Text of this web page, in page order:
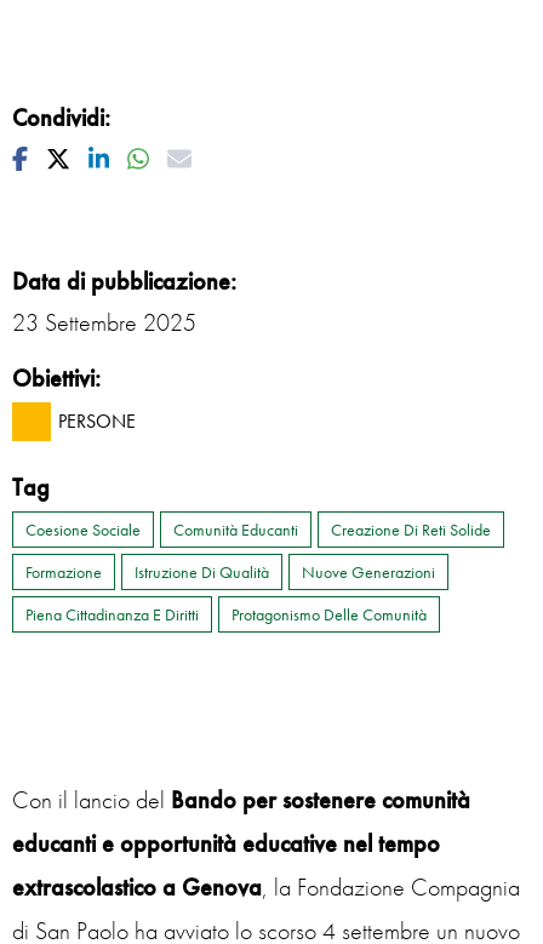
Condividi:
Facebook
TwitterLinkedinWhatsapp
Mail
Data di pubblicazione:
23 Settembre 2025
Obiettivi:
PERSONE
Tag
Coesione Sociale Comunità Educanti
Creazione Di Reti Solide
Formazione
Istruzione Di Qualità
Nuove Generazioni
Piena Cittadinanza E Diritti
Protagonismo Delle Comunità
Con il lancio del Bando per sostenere comunità
educanti e opportunità educative nel tempo
extrascolastico a Genova, la Fondazione Compagnia
di San Paolo ha avviato lo scorso 4 settembre un nuovo